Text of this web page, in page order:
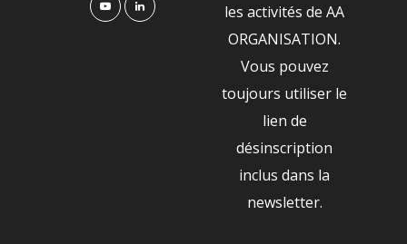
les activités de AA
ORGANISATION.
Vous pouvez
toujours utiliser le
lien de
désinscription
inclus dans la
newsletter.